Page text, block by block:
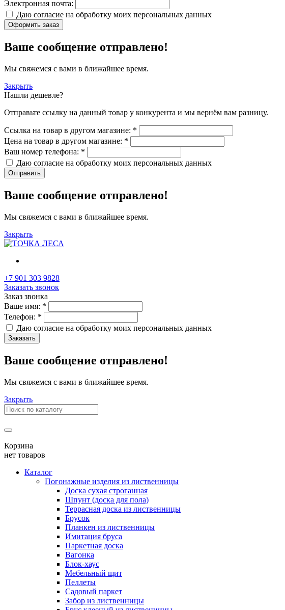
Электронная почта:
Даю согласие на обработку моих персональных данных
Оформить заказ
Ваше сообщение отправлено!
Мы свяжемся с вами в ближайшее время.
Закрыть
Нашли дешевле?
Отправьте ссылку на данный товар у конкурента и мы вернём вам разницу.
Ссылка на товар в другом магазине: *
Цена на товар в другом магазине: *
Ваш номер телефона: *
Даю согласие на обработку моих персональных данных
Отправить
Ваше сообщение отправлено!
Мы свяжемся с вами в ближайшее время.
Закрыть
+7 901 303 9828
Заказать звонок
Заказ звонка
Ваше имя: *
Телефон: *
Даю согласие на обработку моих персональных данных
Заказать
Ваше сообщение отправлено!
Мы свяжемся с вами в ближайшее время.
Закрыть
Корзина
нет товаров
Каталог
Погонажные изделия из лиственницы
Доска сухая строганная
Шпунт (доска для пола)
Террасная доска из лиственницы
Брусок
Планкен из лиственницы
Имитация бруса
Паркетная доска
Вагонка
Блок-хаус
Мебельный щит
Пеллеты
Садовый паркет
Забор из лиственницы